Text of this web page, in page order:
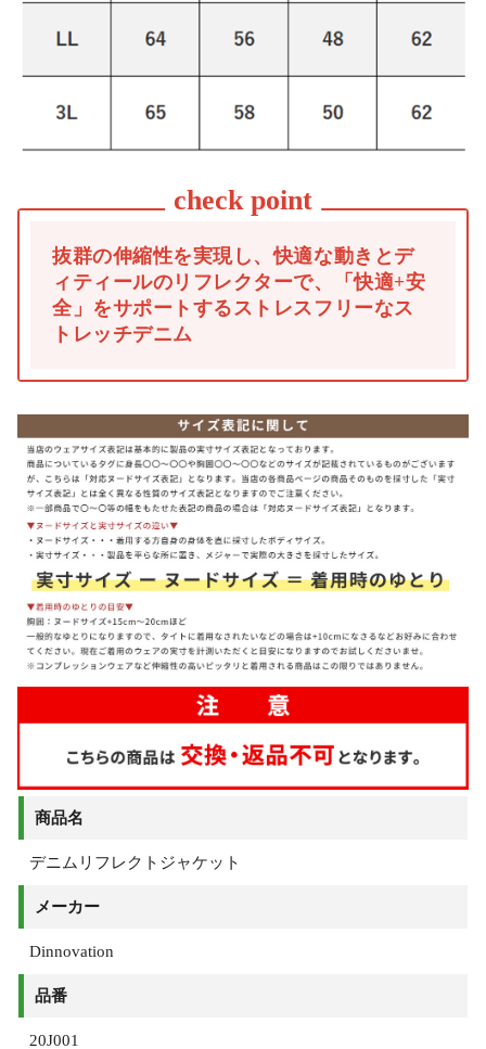
抜群の伸縮性を実現し、快適な動きとデ
ィティールのリフレクターで、「快適+安
全」をサポートするストレスフリーなス
トレッチデニム
商品名
デニムリフレクトジャケット
メーカー
Dinnovation
品番
20J001